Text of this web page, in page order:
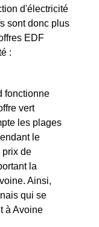
d'électricité
sont donc plus
EDF
:
fonctionne
vert
les plages
le
prix de
la
Ainsi,
qui se
à Avoine